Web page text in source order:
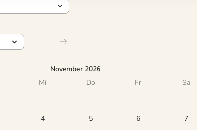
November 2026
Mi Do Fr Sa
4 5 6 7